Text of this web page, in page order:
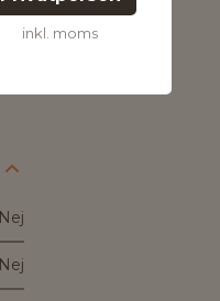
inkl. moms
Nej
Nej